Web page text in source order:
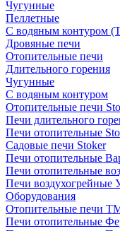
Чугунные
Пеллетные
С водяным контуром
Дровяные печи
Отопительные печи
Длительного горения
Чугунные
C водяным контуром
Отопительные печи
Печи длительного
Печи отопительные
Садовые печи Stoker
Печи отопительные
Печи отопительные
Печи воздухогрейные
Оборудования
Отопительные печи
Печи отопительные